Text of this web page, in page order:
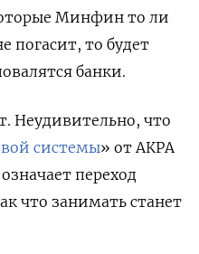
Минфин то ли
погасит, то будет
банки.
Неудивительно, что
системы» от АКРА
переход
что занимать станет